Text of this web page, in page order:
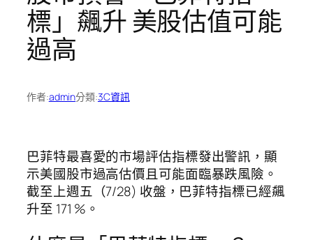
標」飆升 美股估值可能
過高
作者:admin分類:3C資訊
巴菲特最喜愛的市場評估指標發出警訊，顯
示美國股市過高估價且可能面臨暴跌風險。
截至上週五（7/28) 收盤，巴菲特指標已經飆
升至 171 %。